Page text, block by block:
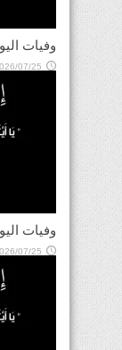
وفيات اليوم 23 / 7 /
07/25
وفيات اليوم 22 / 7 /
07/25